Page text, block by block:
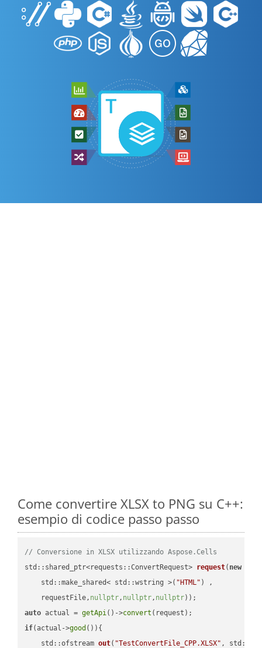
Come convertire XLSX to PNG su C++:
esempio di codice passo passo
// Conversione in XLSX utilizzando Aspose.Cells
std::shared_ptr<requests::ConvertRequest> request( new
    std::make_shared< std::wstring >(
"HTML" ) ,
    requestFile,
nullptr, nullptr, nullptr))
auto actual = getApi()->convert
if(actual->good ()){
std::ofstream out( "TestConvertFile_CPP.XLSX" ,